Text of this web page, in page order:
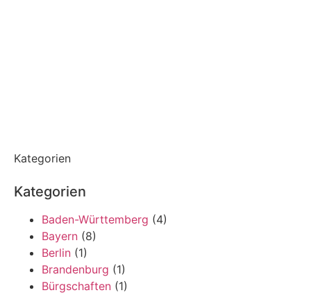
Kategorien
Kategorien
Baden-Württemberg (4)
Bayern (8)
Berlin (1)
Brandenburg (1)
Bürgschaften (1)